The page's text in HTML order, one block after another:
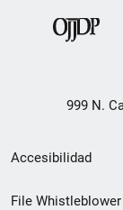
999 N.
Menú
de
Accesibilidad
File